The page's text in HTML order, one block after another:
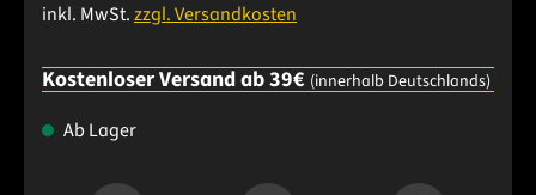
inkl. MwSt.zzgl. Versandkosten
Kostenloser Versand ab 39€ (innerhalb Deutschlands)
Ab Lager